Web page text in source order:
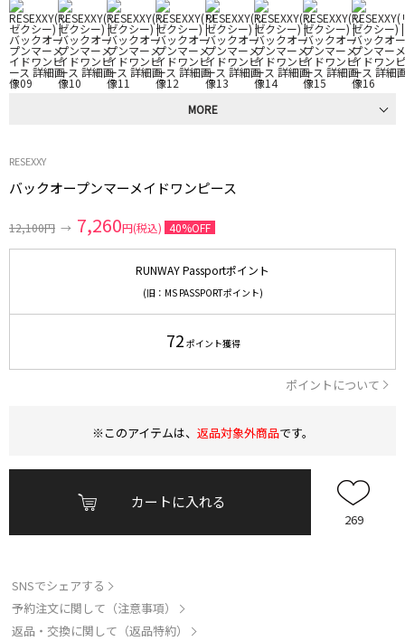
MORE
RESEXXY
バックオープンマーメイドワンピース
12,100円 → 7,260円(税込) 40%OFF
RUNWAY Passportポイント
(旧：MS PASSPORTポイント)
72 ポイント獲得
ポイントについて
※このアイテムは、 返品対象外商品です。
カートに入れる
269
SNSでシェアする
予約注文に関して（注意事項）
返品・交換に関して（返品特約）